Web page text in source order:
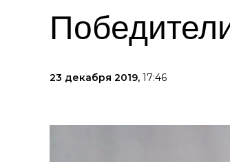
23 декабря 2019, 17:46